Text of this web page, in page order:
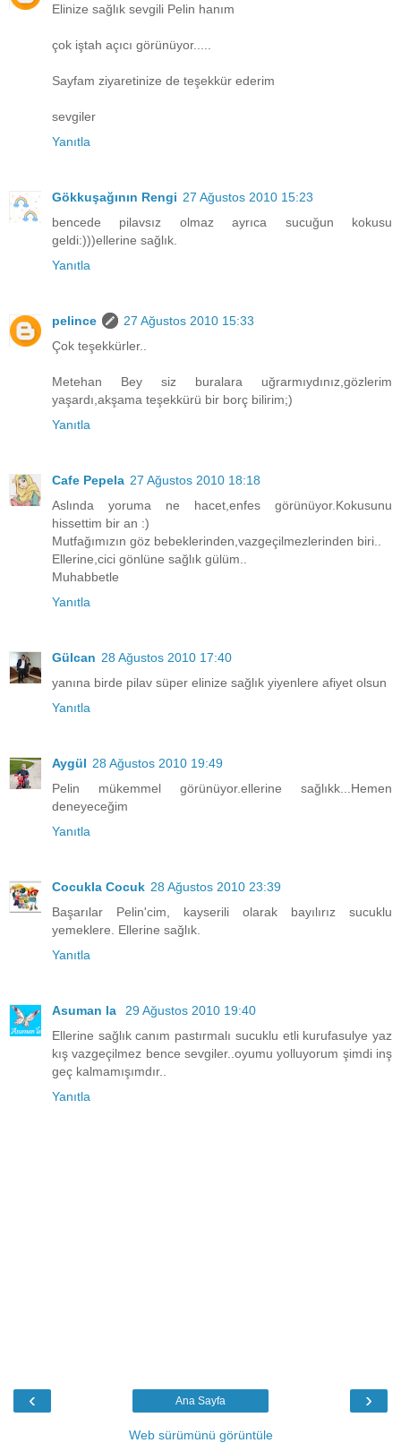
Elinize sağlık sevgili Pelin hanım
çok iştah açıcı görünüyor.....
Sayfam ziyaretinize de teşekkür ederim
sevgiler
Yanıtla
Gökkuşağının Rengi 27 Ağustos 2010 15:23
bencede pilavsız olmaz ayrıca sucuğun kokusu
geldi:)))ellerine sağlık.
Yanıtla
pelince
27 Ağustos 2010 15:33
Çok teşekkürler..
Metehan Bey siz buralara uğrarmıydınız,gözlerim
yaşardı,akşama teşekkürü bir borç bilirim;)
Yanıtla
Cafe Pepela 27 Ağustos 2010 18:18
Aslında yoruma ne hacet,enfes görünüyor.Kokusunu
hissettim bir an :)
Mutfağımızın göz bebeklerinden,vazgeçilmezlerinden biri..
Ellerine,cici gönlüne sağlık gülüm..
Muhabbetle
Yanıtla
Gülcan 28 Ağustos 2010 17:40
yanına birde pilav süper elinize sağlık yiyenlere afiyet olsun
Yanıtla
Aygül 28 Ağustos 2010 19:49
Pelin mükemmel görünüyor.ellerine sağlıkk...Hemen
deneyeceğim
Yanıtla
Cocukla Cocuk 28 Ağustos 2010 23:39
Başarılar Pelin'cim, kayserili olarak bayılırız sucuklu
yemeklere. Ellerine sağlık.
Yanıtla
Asuman la
29 Ağustos 2010 19:40
Ellerine sağlık canım pastırmalı sucuklu etli kurufasulye yaz
kış vazgeçilmez bence sevgiler..oyumu yolluyorum şimdi inş
geç kalmamışımdır..
Yanıtla
‹ ›
Ana Sayfa
Web sürümünü görüntüle